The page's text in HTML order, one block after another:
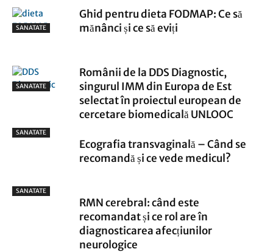
SANATATE
Ghid pentru dieta FODMAP: Ce să
mănânci și ce să eviți
SANATATE
Românii de la DDS Diagnostic,
singurul IMM din Europa de Est
selectat în proiectul european de
cercetare biomedicală UNLOOC
SANATATE
Ecografia transvaginală – Când se
recomandă și ce vede medicul?
SANATATE
RMN cerebral: când este
recomandat și ce rol are în
diagnosticarea afecțiunilor
neurologice